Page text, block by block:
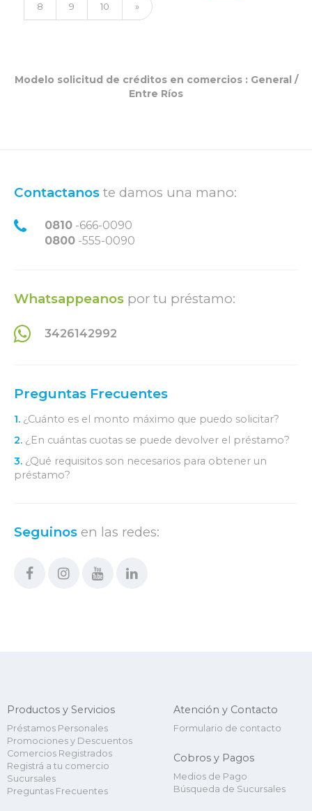
8 9 10 »
Modelo solicitud de créditos en comercios : General /
Entre Ríos
Contactanos te damos una mano:
0810 -666-0090
0800 -555-0090
Whatsappeanos por tu préstamo:
3426142992
Preguntas Frecuentes
1. ¿Cuánto es el monto máximo que puedo solicitar?
2. ¿En cuántas cuotas se puede devolver el préstamo?
3. ¿Qué requisitos son necesarios para obtener un
préstamo?
Seguinos en las redes:
Productos y Servicios
Préstamos Personales
Promociones y Descuentos
Comercios Registrados
Registrá a tu comercio
Sucursales
Preguntas Frecuentes
Atención y Contacto
Formulario de contacto
Cobros y Pagos
Medios de Pago
Búsqueda de Sucursales